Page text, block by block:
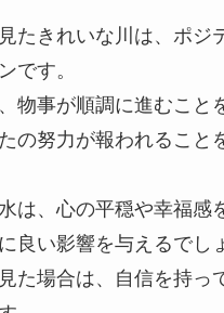
たきれいな川は、ポジ
です。
物事が順調に進むこと
の努力が報われること
は、心の平穏や幸福感
良い影響を与えるでし
た場合は、自信を持っ